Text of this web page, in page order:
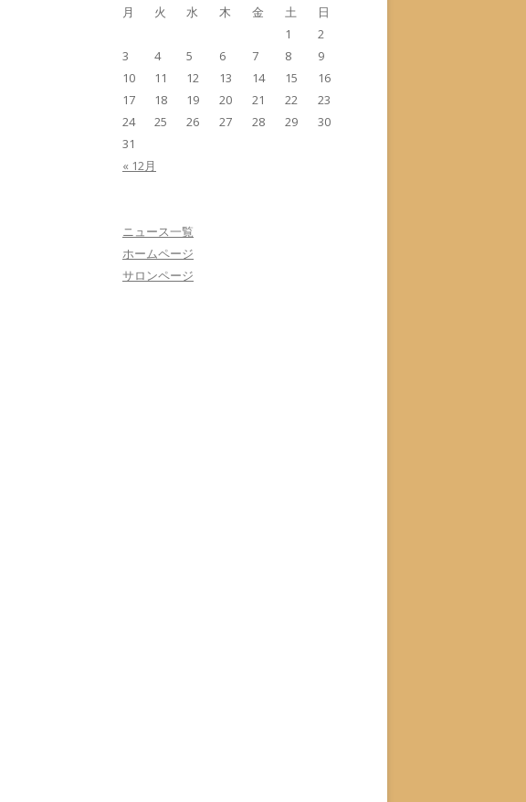
月
火 水 木 金 土 日
« 12月
1
2
3
4 5 6 7 8
9
10
11 12 13 14 15
16
17
18 19 20 21 22
23
24
25 26 27 28 29
30
31
ニュース一覧
ホームページ
サロンページ